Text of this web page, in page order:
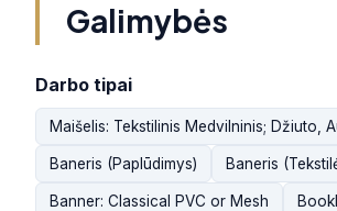
Galimybės
Darbo tipai
Maišelis: Tekstilinis Medvilninis; Džiuto,
Baneris (Paplūdimys) Baneris
Banner: Classical PVC or Mesh